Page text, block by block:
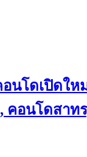
นโดเปิด
คอนโดสาท